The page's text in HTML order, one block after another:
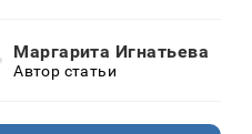
Маргарита Игнатьева
Автор статьи